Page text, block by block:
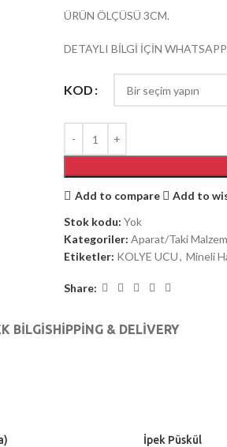
ÜRÜN ÖLÇÜSÜ 3CM.
DETAYLI BİLGİ İÇİN
KOD
Add to compare
Add to
Stok kodu: Yok
Kategoriler: Aparat/Taki
Etiketler: KOLYE UCU, Mineli
Share:
BILGISHIPPING & DELIVERY
İpek Püskül